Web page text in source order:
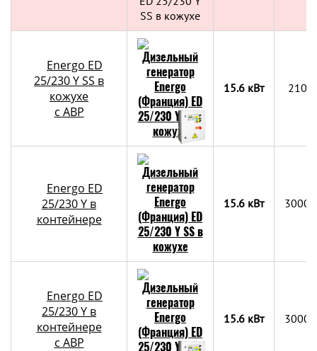
Energo ED
25/230 Y SS в
кожухе
с АВР
15.6 кВт
Energo ED
25/230 Y в
контейнере
15.6 кВт
Energo ED
25/230 Y в
контейнере
c АВР
15.6 кВт